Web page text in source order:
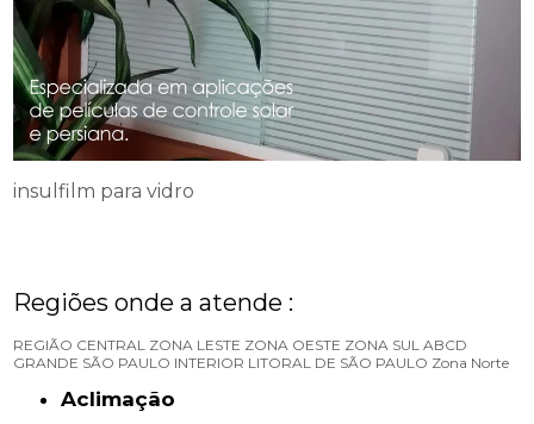
insulfilm para vidro
Regiões onde a atende :
REGIÃO CENTRAL ZONA LESTE ZONA OESTE ZONA SUL ABCD
GRANDE SÃO PAULO INTERIOR LITORAL DE SÃO PAULO Zona Norte
Aclimação